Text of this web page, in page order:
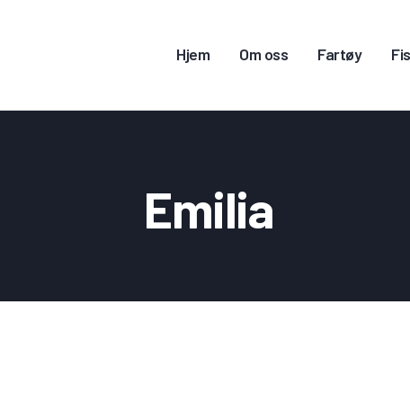
Hjem Om oss Fartøy
Emilia
KONTAKT OSS